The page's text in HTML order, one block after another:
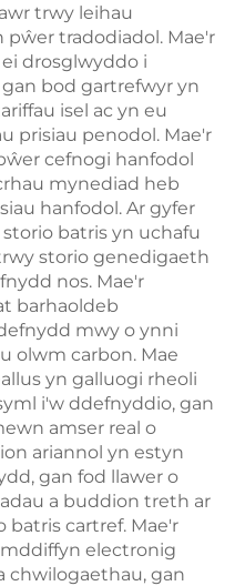
trwy leihau
tradodiadol. Mae'r
drosglwyddo i
bod gartrefwyr yn
isel ac yn eu
prisiau penodol. Mae'r
cefnogi hanfodol
mynediad heb
hanfodol. Ar gyfer
batris yn uchafu
storio genedigaeth
nos. Mae'r
barhaoldeb
mwy o ynni
olwm carbon. Mae
yn galluogi rheoli
i'w ddefnyddio, gan
amser real o
ariannol yn estyn
gan fod llawer o
a buddion treth ar
batris cartref. Mae'r
electronig
chwilogaethau, gan